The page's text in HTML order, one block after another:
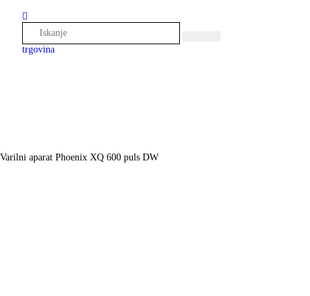
trgovina
Varilni aparat Phoenix XQ 600 puls DW